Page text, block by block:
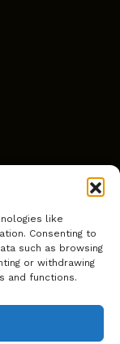
like
Consenting to
such as browsing
or withdrawing
and functions.